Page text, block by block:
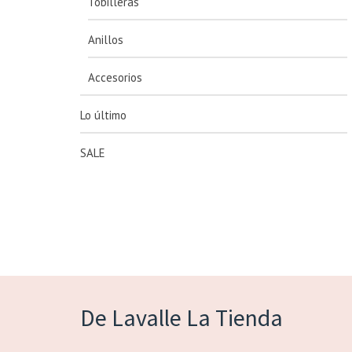
Anillos
Accesorios
Lo último
SALE
De Lavalle La Tienda